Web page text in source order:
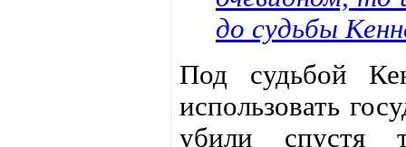
до судьбы
Под судьбой
использовать
убили спустя